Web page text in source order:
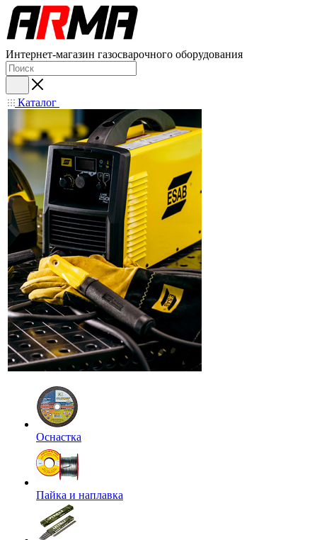
Интернет-магазин газосварочного оборудования
Каталог
Оснастка
Пайка и наплавка